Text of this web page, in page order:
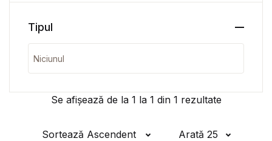
Se afișează de la 1 la 1 din 1 rezultate
Sortează Ascendent Arată 25
Tipul